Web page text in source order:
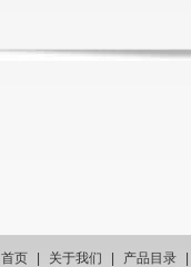
首页 关于我们 产品目录